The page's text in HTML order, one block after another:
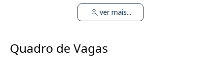
ver mais...
Quadro de Vagas